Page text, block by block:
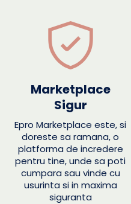
Marketplace
Sigur
Epro Marketplace este, si
doreste sa ramana, o
platforma de incredere
pentru tine, unde sa poti
cumpara sau vinde cu
usurinta si in maxima
siguranta